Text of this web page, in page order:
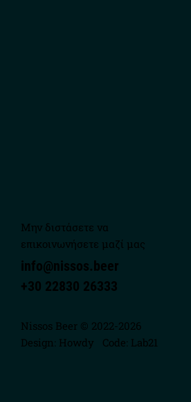
Μην διστάσετε να
επικοινωνήσετε μαζί μας
info@nissos.beer
+30 22830 26333
Nissos Beer © 2022-2026
Design: Howdy Code: Lab21